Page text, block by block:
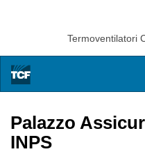
Termoventilatori
Palazzo
INPS